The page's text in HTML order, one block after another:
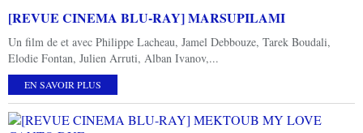
[REVUE CINEMA BLU-RAY] MARSUPILAMI
Un film de et avec Philippe Lacheau, Jamel Debbouze, Tarek Boudali,
Elodie Fontan, Julien Arruti, Alban Ivanov,...
EN SAVOIR PLUS